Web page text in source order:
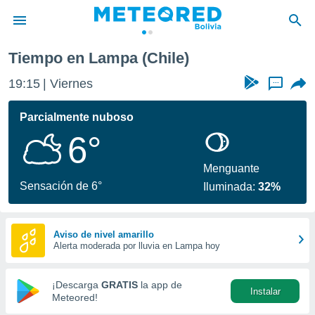
de
ha
que se
calidad.
a este
las
y
forma
digital
basada
Tiempo en Lampa (Chile)
19:15 Viernes ...
Parcialmente nuboso
6°
Sensación de 6°
Menguante
Iluminada:32%
Aviso de nivel amarillo
Alerta moderada por lluvia en Lampa hoy
¡Descarga GRATIS la app de
Meteored!
Instalar